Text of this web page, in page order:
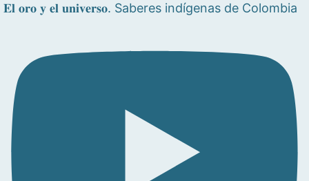
𝐄𝐥 𝐨𝐫𝐨 𝐲 𝐞𝐥 𝐮𝐧𝐢𝐯𝐞𝐫𝐬𝐨. Saberes indígenas de Colombia